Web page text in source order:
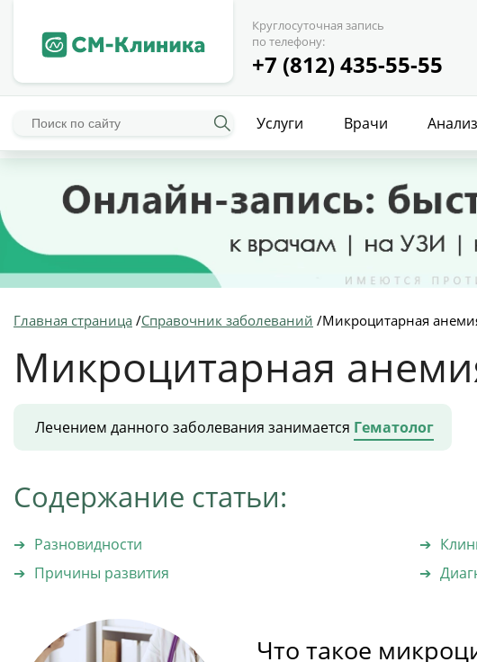
Круглосуточная запись
по телефону:
+7 (812) 435-55-55
Услуги Врачи
Главная страница /Справочник заболеваний /Микроцитарная
Микроцитарная
Лечением данного заболевания занимается Гематолог
Содержание статьи:
Разновидности
Причины развития
Что такое